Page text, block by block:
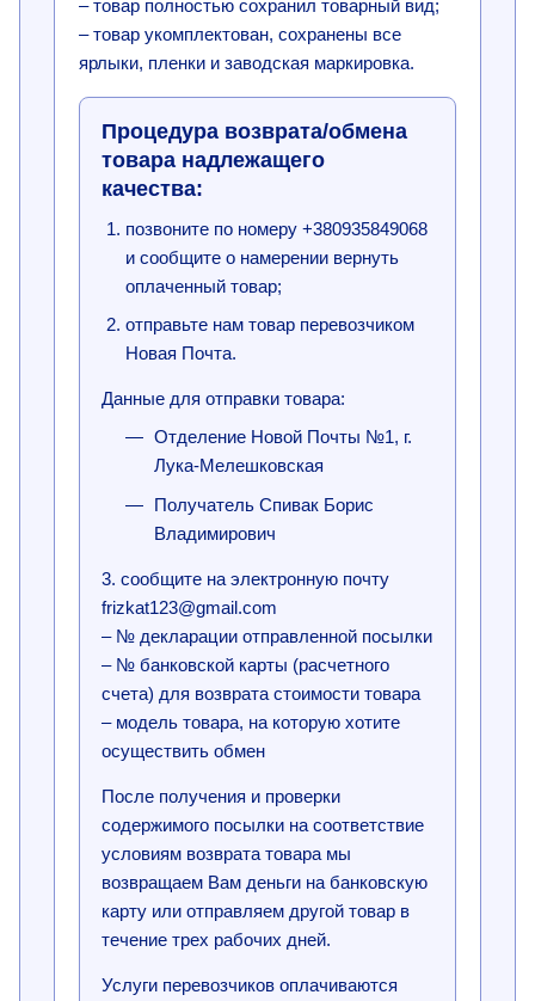
– товар полностью сохранил товарный вид;
– товар укомплектован, сохранены все
ярлыки, пленки и заводская маркировка.
Процедура возврата/обмена
товара надлежащего
качества:
позвоните по номеру +380935849068
и сообщите о намерении вернуть
оплаченный товар;
отправьте нам товар перевозчиком
Новая Почта.
Данные для отправки товара:
Отделение Новой Почты №1, г.
Лука-Мелешковская
Получатель Спивак Борис
Владимирович
3. сообщите на электронную почту
frizkat123@gmail.com
– № декларации отправленной посылки
– № банковской карты (расчетного
счета) для возврата стоимости товара
– модель товара, на которую хотите
осуществить обмен
После получения и проверки
содержимого посылки на соответствие
условиям возврата товара мы
возвращаем Вам деньги на банковскую
карту или отправляем другой товар в
течение трех рабочих дней.
Услуги перевозчиков оплачиваются